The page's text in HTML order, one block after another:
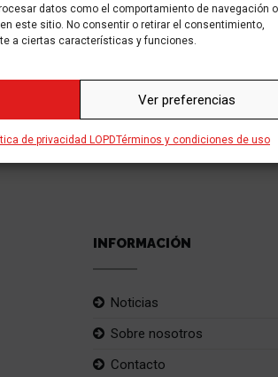
datos como el comportamiento de navegación o
este sitio. No consentir o retirar el consentimiento,
a ciertas características y funciones.
Ver preferencias
de privacidad LOPDTérminos y condiciones de uso
INFORMACIÓN
Noticias
Sobre nosotros
Contacto